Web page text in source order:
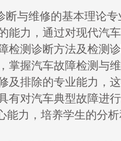
与维修的基本理论专
能力，通过对现代汽
检测诊断方法及检测诊
掌握汽车故障检测与
及排除的专业能力，
有对汽车典型故障进
能力，培养学生的分